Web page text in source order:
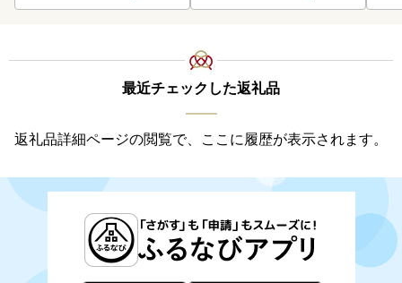
最近チェックした返礼品
返礼品詳細ページの閲覧で、ここに履歴が表示されます。